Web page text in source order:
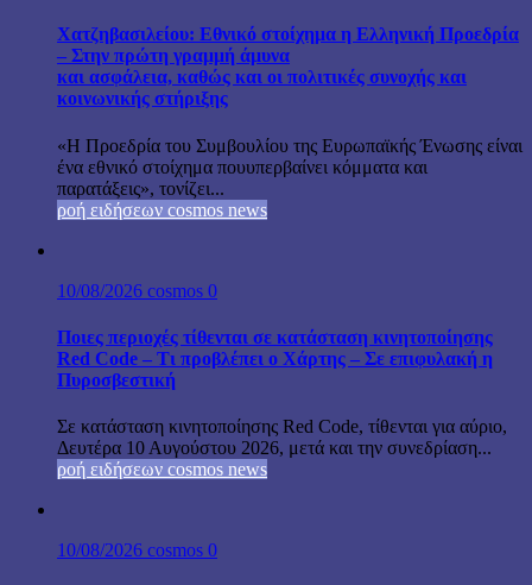
Χατζηβασιλείου: Εθνικό στοίχημα η Ελληνική Προεδρία
– Στην πρώτη γραμμή άμυνα
και ασφάλεια, καθώς και οι πολιτικές συνοχής και
κοινωνικής στήριξης
«Η Προεδρία του Συμβουλίου της Ευρωπαϊκής Ένωσης είναι
ένα εθνικό στοίχημα πουυπερβαίνει κόμματα και
παρατάξεις», τονίζει...
ροή ειδήσεων cosmos news
10/08/2026 cosmos 0
Ποιες περιοχές τίθενται σε κατάσταση κινητοποίησης
Red Code – Τι προβλέπει ο Χάρτης – Σε επιφυλακή η
Πυροσβεστική
Σε κατάσταση κινητοποίησης Red Code, τίθενται για αύριο,
Δευτέρα 10 Αυγούστου 2026, μετά και την συνεδρίαση...
ροή ειδήσεων cosmos news
10/08/2026 cosmos 0